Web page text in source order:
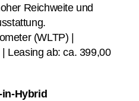
Reichweite und
(WLTP) |
Leasing ab: ca. 399,00
Hybrid